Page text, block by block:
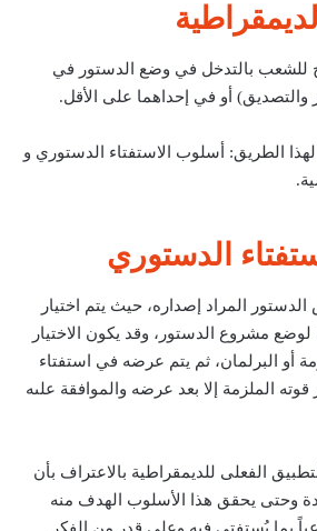
للشعب بالتدخل في وضع الدستور في
والتصديق) أو في إحداهما على الأقل.
الطريق: أسلوب الاستفتاء الدستوري و
المراد إصداره، حيث يتم اختيار
مشروع الدستور، وقد يكون الاختيار
أو البرلمان، ثم يتم عرضه في استفتاء
الملزمة إلا بعد عرضه والموافقة علىه
الفعلى للديمقراطية بالاعتراف بأن
وحتى يحقق هذا الأسلوب الهدف منه